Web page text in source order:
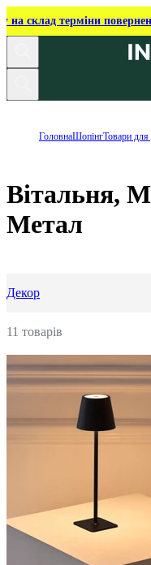
на склад терміни
ГоловнаШопінгТовари
Вітальня,
Метал
Декор
11 товарів